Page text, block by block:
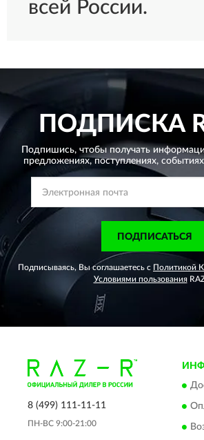
всей России.
ПОДПИСКА
Подпишись, чтобы получать
предложениях,поступлениях,
ПОДПИСАТЬСЯ
Подписываясь, Вы соглашаетесь с Политикой
Условиями пользования
8 (499) 111-11-11
ПН-ВС 9:00-21:00